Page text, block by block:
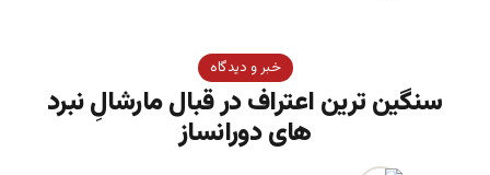
خبر و دیدگاه
سنگین ترین اعتراف در قبال مارشالِ نبرد
های دورانساز